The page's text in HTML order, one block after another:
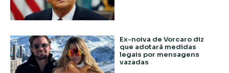
Ex-noiva de Vorcaro diz
que adotará medidas
legais por mensagens
vazadas